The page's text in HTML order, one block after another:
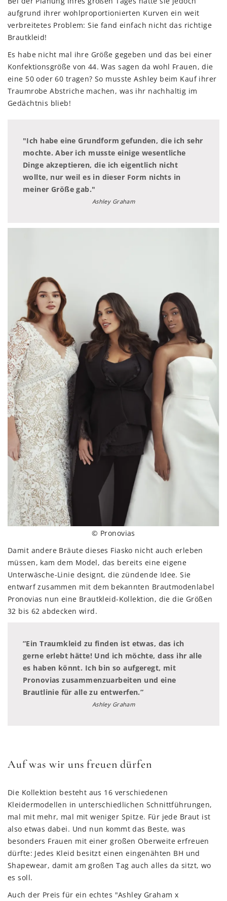
aufgrund ihrer wohlproportionierten Kurven ein weit
verbreitetes Problem: Sie fand einfach nicht das richtige
Brautkleid!
Es habe nicht mal ihre Größe gegeben und das bei einer
Konfektionsgröße von 44. Was sagen da wohl Frauen, die
eine 50 oder 60 tragen? So musste Ashley beim Kauf ihrer
Traumrobe Abstriche machen, was ihr nachhaltig im
Gedächtnis blieb!
"Ich habe eine Grundform gefunden, die ich sehr
mochte. Aber ich musste einige wesentliche
Dinge akzeptieren, die ich eigentlich nicht
wollte, nur weil es in dieser Form nichts in
meiner Größe gab."
Ashley Graham
© Pronovias
Damit andere Bräute dieses Fiasko nicht auch erleben
müssen, kam dem Model, das bereits eine eigene
Unterwäsche-Linie designt, die zündende Idee. Sie
entwarf zusammen mit dem bekannten Brautmodenlabel
Pronovias nun eine Brautkleid-Kollektion, die die Größen
32 bis 62 abdecken wird.
”Ein Traumkleid zu finden ist etwas, das ich
gerne erlebt hätte! Und ich möchte, dass ihr alle
es haben könnt. Ich bin so aufgeregt, mit
Pronovias zusammenzuarbeiten und eine
Brautlinie für alle zu entwerfen.”
Ashley Graham
Auf was wir uns freuen dürfen
Die Kollektion besteht aus 16 verschiedenen
Kleidermodellen in unterschiedlichen Schnittführungen,
mal mit mehr, mal mit weniger Spitze. Für jede Braut ist
also etwas dabei. Und nun kommt das Beste, was
besonders Frauen mit einer großen Oberweite erfreuen
dürfte: Jedes Kleid besitzt einen eingenähten BH und
Shapewear, damit am großen Tag auch alles da sitzt, wo
es soll.
Auch der Preis für ein echtes "Ashley Graham x